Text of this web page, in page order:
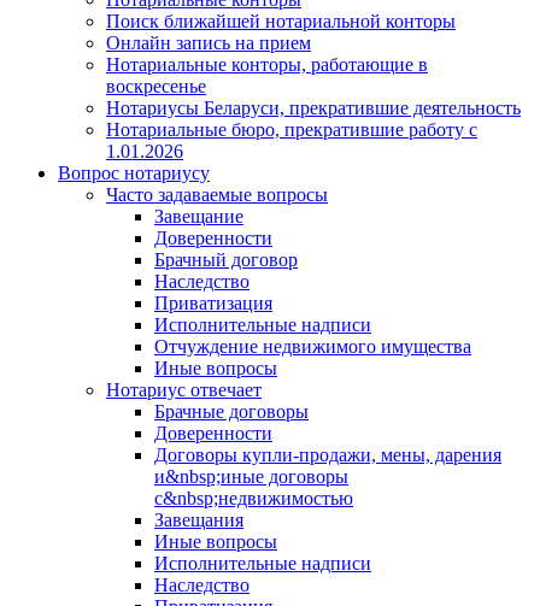
Поиск ближайшей нотариальной конторы
Онлайн запись на прием
Нотариальные конторы, работающие в
воскресенье
Нотариусы Беларуси, прекратившие деятельность
Нотариальные бюро, прекратившие работу с
1.01.2026
Вопрос нотариусу
Часто задаваемые вопросы
Завещание
Доверенности
Брачный договор
Наследство
Приватизация
Исполнительные надписи
Отчуждение недвижимого имущества
Иные вопросы
Нотариус отвечает
Брачные договоры
Доверенности
Договоры купли-продажи, мены, дарения
и&nbsp;иные договоры
с&nbsp;недвижимостью
Завещания
Иные вопросы
Исполнительные надписи
Наследство